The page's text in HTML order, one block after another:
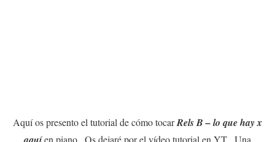
Aquí os presento el tutorial de cómo tocarRels B – lo que hay x
en piano . Os dejaré por el vídeo tutorial en YT . Una